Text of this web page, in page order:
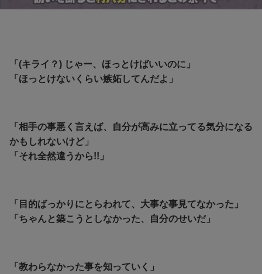
「(キライ？) じゃー、ほっとけばいいのに」
「ほっとけないくらい嫉妬してんだよ」
「相手の事悪く言えば、自分が高みに立ってる気分になる
かもしれないけど」
「それ全然違うから!!」
「目的ばっかりにとらわれて、大事な事見てなかった」
「ちゃんと築こうとしなかった、自分のせいだ」
「教わらなかった事を知っていく」